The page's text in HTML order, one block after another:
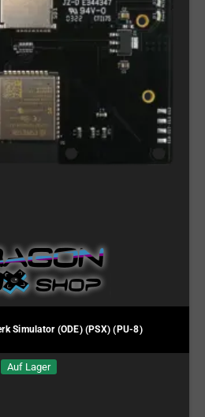
Simulator (ODE) (PSX) (PU-8)
Auf Lager